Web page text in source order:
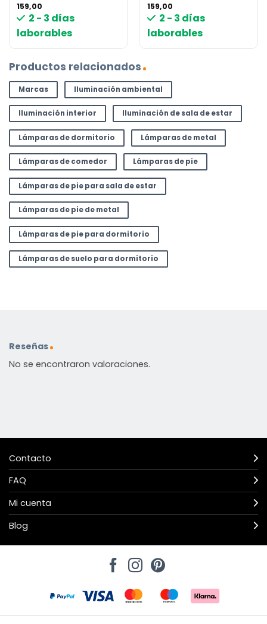
159,00
2 - 3 días
laborables
159,00
2 - 3 días
laborables
Productos relacionados
Marcas Iluminación ambiental
Iluminación interior Iluminación de sala de estar
Lámparas de dormitorio Lámparas de metal
Lámparas de comedor Lámparas de pie
Lámparas de pie para sala de estar
Lámparas de pie de metal
Lámparas de pie para dormitorio
Lámparas de suelo para dormitorio
Reseñas
No se encontraron valoraciones.
Contacto
FAQ
Mi cuenta
Blog